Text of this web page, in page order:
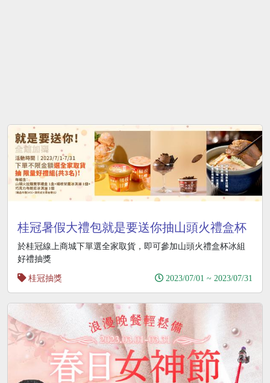
桂冠暑假大禮包就是要送你抽山頭火禮盒杯
冰組
於桂冠線上商城下單選全家取貨，即可參加山頭火禮盒杯冰組
好禮抽獎
桂冠抽獎
2023/07/01 ~ 2023/07/31